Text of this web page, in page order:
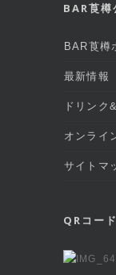
BAR莨樽
BAR莨樽
最新情報
ドリンク
オンライ
サイトマ
QRコー